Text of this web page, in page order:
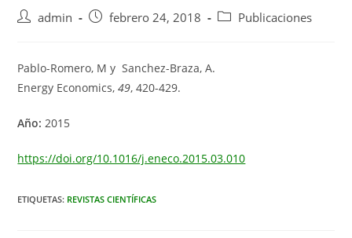
Autor
entrada:
admin
Publicación
entrada:
febrero 24, 2018
Categoría
Publicaciones
Pablo-Romero, M y Sanchez-Braza, A.
Energy Economics,49, 420-429.
Año: 2015
https://doi.org/10.1016/j.eneco.2015.03.010
ETIQUETAS: REVISTAS CIENTÍFICAS